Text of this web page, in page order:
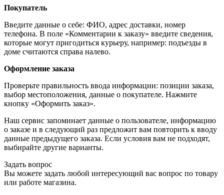
Покупатель
Введите данные о себе: ФИО, адрес доставки, номер
телефона. В поле «Комментарии к заказу» введите сведения,
которые могут пригодиться курьеру, например: подъезды в
доме считаются справа налево.
Оформление заказа
Проверьте правильность ввода информации: позиции заказа,
выбор местоположения, данные о покупателе. Нажмите
кнопку «Оформить заказ».
Наш сервис запоминает данные о пользователе, информацию
о заказе и в следующий раз предложит вам повторить к вводу
данные предыдущего заказа. Если условия вам не подходят,
выбирайте другие варианты.
Задать вопрос
Вы можете задать любой интересующий вас вопрос по товару
или работе магазина.